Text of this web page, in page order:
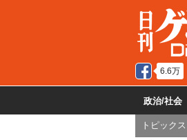
6.6万
政治/社会
トピックス